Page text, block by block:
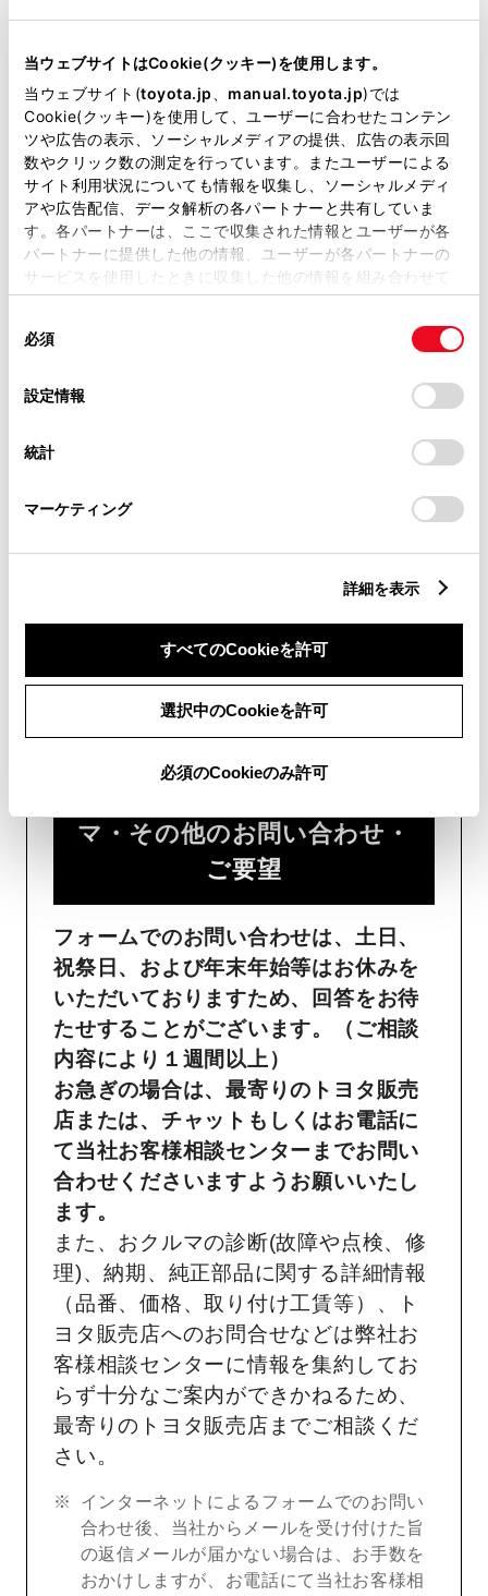
当ウェブサイトはCookie(クッキー)を使用します。
当ウェブサイト(toyota.jp manual.toyota.jp)では
Cookie(クッキー)を使用して、ユーザーに合わせたコンテン
ツや広告の表示、ソーシャルメディアの提供、広告の表示回
数やクリック数の測定を行っています。またユーザーによる
サイト利用状況についても情報を収集し、ソーシャルメディ
アや広告配信、データ解析の各パートナーと共有していま
す。各パートナーは、ここで収集された情報とユーザーが各
パートナーに提供した他の情報、ユーザーが各パートナーの
サービスを使用したときに収集した他の情報を組み合わせて
使用することがあります。当ウェブサイトの使用を続行する
デバイスにすべてのCookie(クッキー)が保存されることに同
意したことになります。Cookie(クッキー)のオプトアウト、
設定の変更、同意を撤回したりするにあたっては、当社の
「Cookie（クッキー）情報の取り扱いについて
」をご覧くだ
必須
設定情報
統計
マーケティング
詳細を表示
すべてのCookieを許可
選択中のCookieを許可
必須のCookieのみ許可
リコール等情報はこちら
チャットでお問い合わせ
受付：10:00～18:00
チャットでのお問い合わせはお待たせ
フォームでお問い合わせ
受付：24時間受付
マ・その他のお問い合わせ・
ご要望​
フォームでのお問い合わせは、土日、
祝祭日、および年末年始等はお休みを
いただいておりますため、回答をお待
たせすることがございます。（ご相談
内容により１週間以上）
お急ぎの場合は、最寄りのトヨタ販売
店または、チャットもしくはお電話に
て当社お客様相談センターまでお問い
合わせくださいますようお願いいたし
ます。
また、おクルマの診断(故障や点検、修
理)、納期、純正部品に関する詳細情報
（品番、価格、取り付け工賃等）、ト
ヨタ販売店へのお問合せなどは弊社お
客様相談センターに情報を集約してお
らず十分なご案内ができかねるため、
最寄りのトヨタ販売店までご相談くだ
さい。
インターネットによるフォームでのお問い
合わせ後、当社からメールを受け付けた旨
の返信メールが届かない場合は、お手数を
おかけしますが、お電話にて当社お客様相